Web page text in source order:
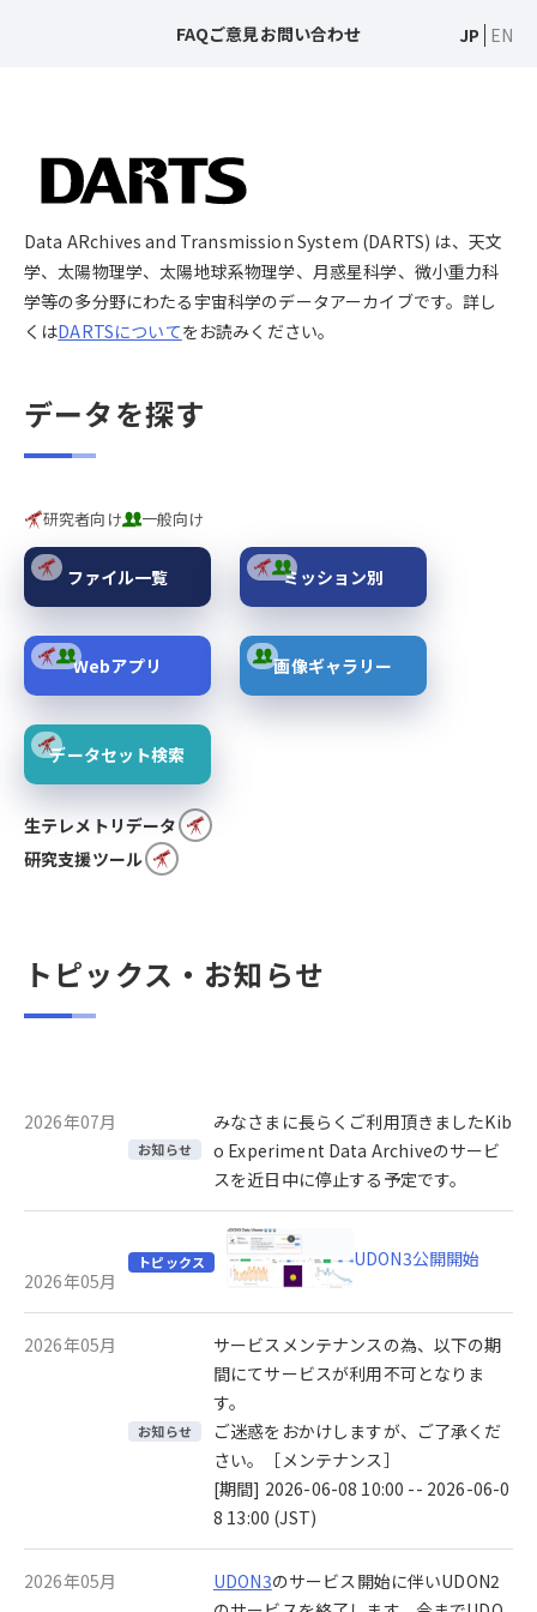
FAQご意見お問い合わせ JP EN
Data ARchives and Transmission System (DARTS) は、天文
学、太陽物理学、太陽地球系物理学、月惑星科学、微小重力科
学等の多分野にわたる宇宙科学のデータアーカイブです。詳し
くはDARTSについてをお読みください。
データを探す
研究者向け 一般向け
ファイル一覧 ミッション別
Webアプリ 画像ギャラリー
データセット検索
生テレメトリデータ
研究支援ツール
トピックス・お知らせ
2026年07月
お知らせ
みなさまに長らくご利用頂きましたKib
o Experiment Data Archiveのサービ
スを近日中に停止する予定です。
2026年05月
トピックス UDON3公開開始
2026年05月
お知らせ
サービスメンテナンスの為、以下の期
間にてサービスが利用不可となりま
す。
ご迷惑をおかけしますが、ご了承くだ
さい。［メンテナンス］
[期間] 2026-06-08 10:00 -- 2026-06-0
8 13:00 (JST)
2026年05月 UDON3のサービス開始に伴いUDON2